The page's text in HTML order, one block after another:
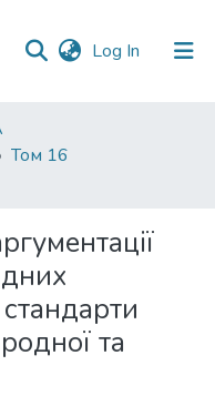
Log In (current)
Том 16
та